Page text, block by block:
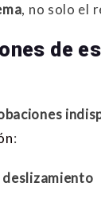
, no solo el
de
:
deslizamiento